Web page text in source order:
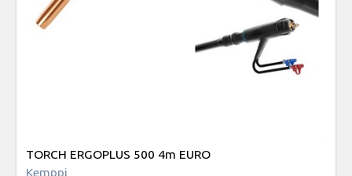
TORCH ERGOPLUS 500 4m EURO
Kemppi